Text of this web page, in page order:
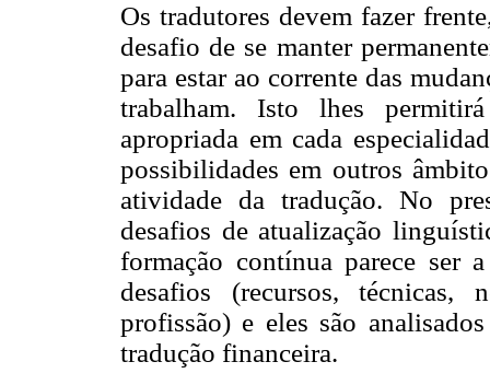
Os tradutores devem fazer
desafio de se manter
para estar ao corrente das
trabalham. Isto lhes
apropriada em cada
possibilidades em outros
atividade da tradução. No
desafios de atualização
formação contínua parece ser
desafios (recursos, técnicas,
profissão) e eles são
tradução financeira.